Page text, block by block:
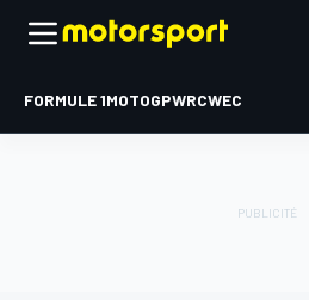
FORMULE 1MOTOGPWRCWEC